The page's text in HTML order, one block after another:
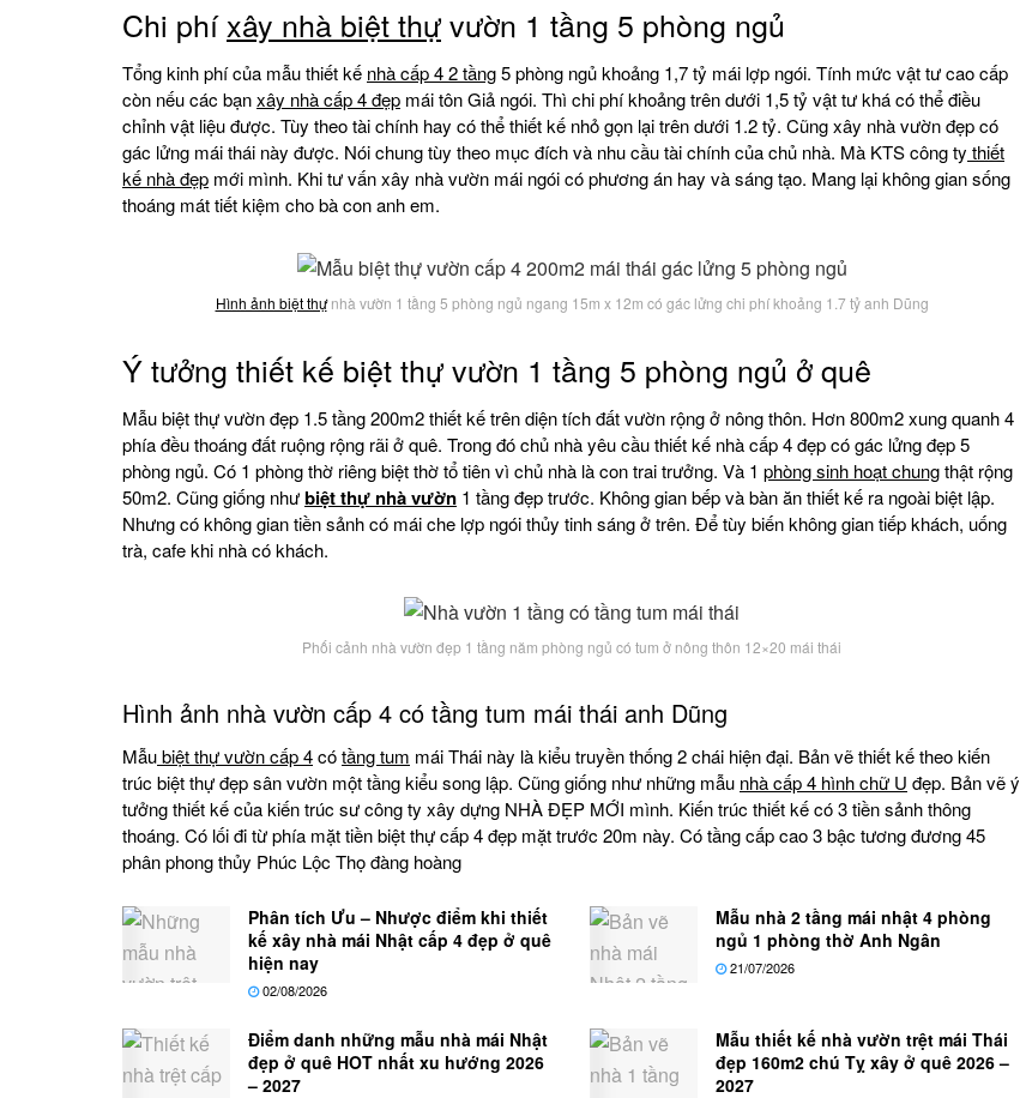
Chi phíxây nhà biệt thựvườn 1 tầng 5 phòng ngủ
Tổng kinh phí của mẫu thiết kế nhà cấp 4 2 tầng5 phòng ngủ khoảng 1,7 tỷ mái lợp ngói. Tính mức vật tư cao cấp
còn nếu các bạnxây nhà cấp 4 đẹp mái tôn Giả ngói. Thì chi phí khoảng trên dưới 1,5 tỷ vật tư khá có thể điều
chỉnh vật liệu được. Tùy theo tài chính hay có thể thiết kế nhỏ gọn lại trên dưới 1.2 tỷ. Cũng xây nhà vườn đẹp có
gác lửng mái thái này được. Nói chung tùy theo mục đích và nhu cầu tài chính của chủ nhà. Mà KTS công ty thiết
kế nhà đẹp mới mình. Khi tư vấn xây nhà vườn mái ngói có phương án hay và sáng tạo. Mang lại không gian sống
thoáng mát tiết kiệm cho bà con anh em.
Hình ảnh biệt thựnhà vườn 1 tầng 5 phòng ngủ ngang 15m x 12m có gác lửng chi phí khoảng 1.7 tỷ anh Dũng
Ý tưởng thiết kế biệt thự vườn 1 tầng 5 phòng ngủ ở quê
Mẫu biệt thự vườn đẹp 1.5 tầng 200m2 thiết kế trên diện tích đất vườn rộng ở nông thôn. Hơn 800m2 xung quanh 4
phía đều thoáng đất ruộng rộng rãi ở quê. Trong đó chủ nhà yêu cầu thiết kế nhà cấp 4 đẹp có gác lửng đẹp 5
phòng ngủ. Có 1 phòng thờ riêng biệt thờ tổ tiên vì chủ nhà là con trai trưởng. Và 1 phòng sinh hoạt chungthật rộng
50m2. Cũng giống nhưbiệt thự nhà vườn 1 tầng đẹp trước. Không gian bếp và bàn ăn thiết kế ra ngoài biệt lập.
Nhưng có không gian tiền sảnh có mái che lợp ngói thủy tinh sáng ở trên. Để tùy biến không gian tiếp khách, uống
trà, cafe khi nhà có khách.
Phối cảnh nhà vườn đẹp 1 tầng năm phòng ngủ có tum ở nông thôn 12×20 mái thái
Hình ảnh nhà vườn cấp 4 có tầng tum mái thái anh Dũng
Mẫubiệt thự vườn cấp 4cótầng tum mái Thái này là kiểu truyền thống 2 chái hiện đại. Bản vẽ thiết kế theo kiến
trúc biệt thự đẹp sân vườn một tầng kiểu song lập. Cũng giống như những mẫu nhà cấp 4 hình chữ U đẹp. Bản vẽ ý
tưởng thiết kế của kiến trúc sư công ty xây dựng NHÀ ĐẸP MỚI mình. Kiến trúc thiết kế có 3 tiền sảnh thông
thoáng. Có lối đi từ phía mặt tiền biệt thự cấp 4 đẹp mặt trước 20m này. Có tầng cấp cao 3 bậc tương đương 45
phân phong thủy Phúc Lộc Thọ đàng hoàng
Phân tích Ưu – Nhược điểm khi thiết
kế xây nhà mái Nhật cấp 4 đẹp ở quê
hiện nay
02/08/2026
Mẫu nhà 2 tầng mái nhật 4 phòng
ngủ 1 phòng thờ Anh Ngân
21/07/2026
Điểm danh những mẫu nhà mái Nhật
đẹp ở quê HOT nhất xu hướng 2026
– 2027
Mẫu thiết kế nhà vườn trệt mái Thái
đẹp 160m2 chú Tỵ xây ở quê 2026 –
2027